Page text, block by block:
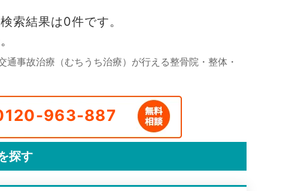
索結果は0件です。
事故治療（むちうち治療）が行える整骨院・整体・
963-887
探す